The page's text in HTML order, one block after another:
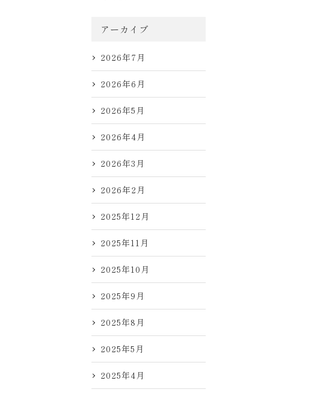
アーカイブ
2026年7月
2026年6月
2026年5月
2026年4月
2026年3月
2026年2月
2025年12月
2025年11月
2025年10月
2025年9月
2025年8月
2025年5月
2025年4月